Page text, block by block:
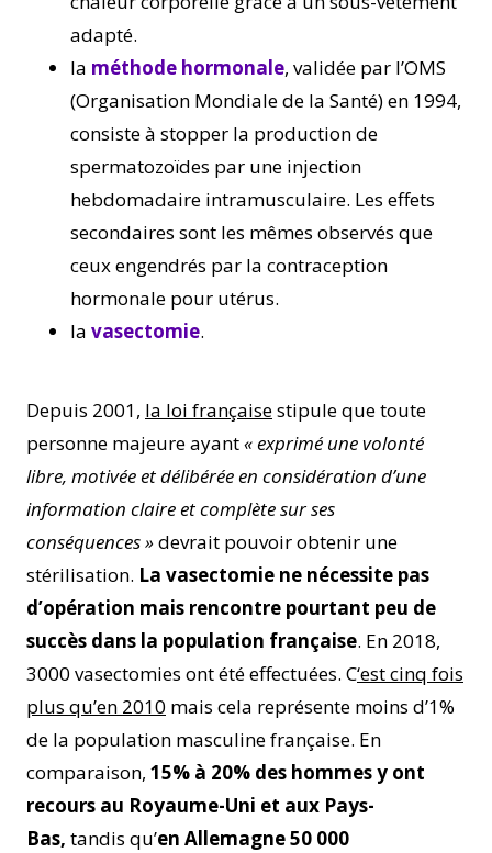
adapté.
la méthode hormonale, validée par l’OMS
(Organisation Mondiale de la Santé) en 1994,
consiste à stopper la production de
spermatozoïdes par une injection
hebdomadaire intramusculaire. Les effets
secondaires sont les mêmes observés que
ceux engendrés par la contraception
hormonale pour utérus.
la vasectomie.
Depuis 2001, la loi françaisestipule que toute
personne majeure ayant« exprimé une volonté
libre, motivée et délibérée en considération d’une
information claire et complète sur ses
conséquences »devrait pouvoir obtenir une
stérilisation. La vasectomie ne nécessite pas
d’opération mais rencontre pourtant peu de
succès dans la population française. En 2018,
3000 vasectomies ont été effectuées. C‘est cinq fois
plus qu’en 2010 mais cela représente moins d’1%
de la population masculine française. En
comparaison, 15% à 20% des hommesy ont
recours au Royaume-Uni et aux Pays-
Bas, tandis qu’en Allemagne 50 000